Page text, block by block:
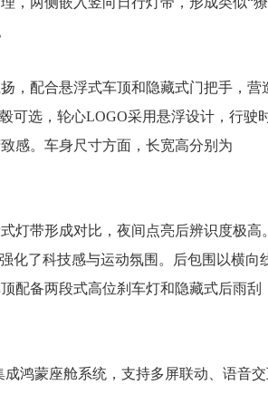
，配合悬浮式车顶和隐藏式门把手，营
可选，轮心LOGO采用悬浮设计，行驶
感。车身尺寸方面，长宽高分别为
灯带形成对比，夜间点亮后辨识度极高
了科技感与运动氛围。后包围以横向
配备两段式高位刹车灯和隐藏式后雨刮
鸿蒙座舱系统，支持多屏联动、语音